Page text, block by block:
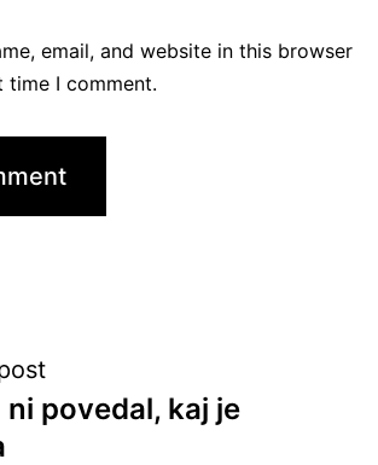
email, and website in this browser
time I comment.
povedal, kaj je